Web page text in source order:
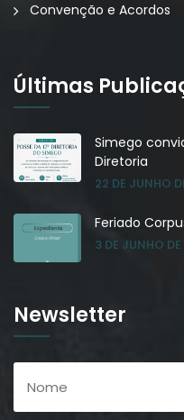
Convenção e Acordos
Últimas
Simego
Diretoria
22 DE JUNHO
Feriado
3 DE JUNHO
Newsletter